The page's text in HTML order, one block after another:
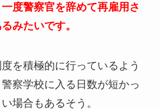
度警察官を辞めて再雇用さ
みたいです。
を積極的に行っているよう
察学校に入る日数が短かっ
場合もあるそう。